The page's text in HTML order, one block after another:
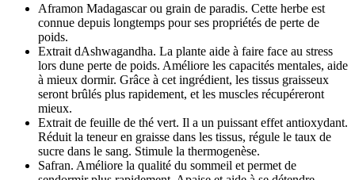
Aframon Madagascar ou grain de paradis. Cette herbe est
connue depuis longtemps pour ses propriétés de perte de
poids.
Extrait dAshwagandha. La plante aide à faire face au stress
lors dune perte de poids. Améliore les capacités mentales, aide
à mieux dormir. Grâce à cet ingrédient, les tissus graisseux
seront brûlés plus rapidement, et les muscles récupéreront
mieux.
Extrait de feuille de thé vert. Il a un puissant effet antioxydant.
Réduit la teneur en graisse dans les tissus, régule le taux de
sucre dans le sang. Stimule la thermogenèse.
Safran. Améliore la qualité du sommeil et permet de